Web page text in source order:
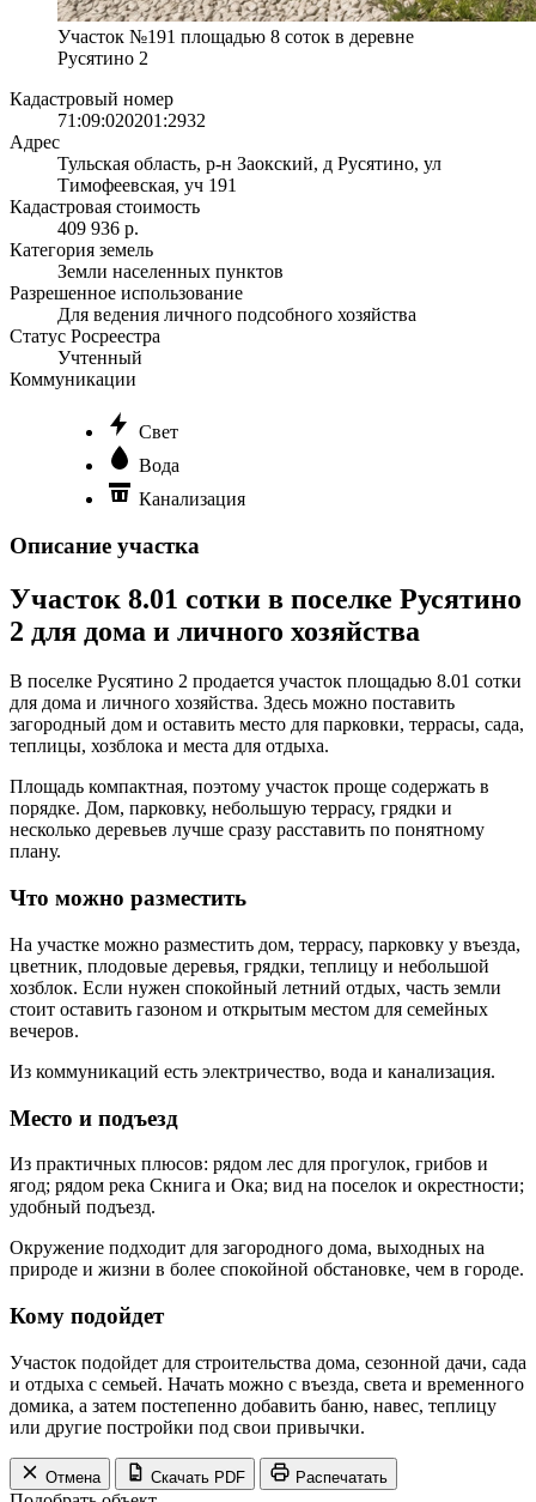
Участок №191 площадью 8 соток в деревне
Русятино 2
Кадастровый номер
71:09:020201:2932
Адрес
Тульская область, р-н Заокский, д Русятино, ул
Тимофеевская, уч 191
Кадастровая стоимость
409 936 р.
Категория земель
Земли населенных пунктов
Разрешенное использование
Для ведения личного подсобного хозяйства
Статус Росреестра
Учтенный
Коммуникации
Свет
Вода
Канализация
Описание участка
Участок 8.01 сотки в поселке Русятино
2 для дома и личного хозяйства
В поселке Русятино 2 продается участок площадью 8.01 сотки
для дома и личного хозяйства. Здесь можно поставить
загородный дом и оставить место для парковки, террасы, сада,
теплицы, хозблока и места для отдыха.
Площадь компактная, поэтому участок проще содержать в
порядке. Дом, парковку, небольшую террасу, грядки и
несколько деревьев лучше сразу расставить по понятному
плану.
Что можно разместить
На участке можно разместить дом, террасу, парковку у въезда,
цветник, плодовые деревья, грядки, теплицу и небольшой
хозблок. Если нужен спокойный летний отдых, часть земли
стоит оставить газоном и открытым местом для семейных
вечеров.
Из коммуникаций есть электричество, вода и канализация.
Место и подъезд
Из практичных плюсов: рядом лес для прогулок, грибов и
ягод; рядом река Скнига и Ока; вид на поселок и окрестности;
удобный подъезд.
Окружение подходит для загородного дома, выходных на
природе и жизни в более спокойной обстановке, чем в городе.
Кому подойдет
Участок подойдет для строительства дома, сезонной дачи, сада
и отдыха с семьей. Начать можно с въезда, света и временного
домика, а затем постепенно добавить баню, навес, теплицу
или другие постройки под свои привычки.
Отмена Скачать PDF Распечатать